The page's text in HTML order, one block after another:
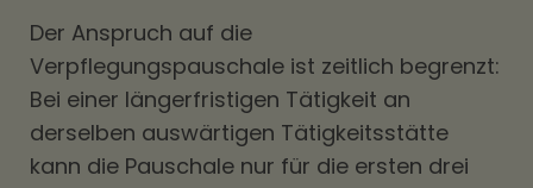
Der Anspruch auf die
Verpflegungspauschale ist zeitlich begrenzt:
Bei einer längerfristigen Tätigkeit an
derselben auswärtigen Tätigkeitsstätte
kann die Pauschale nur für die ersten drei